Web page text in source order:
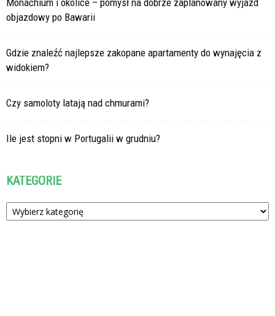
Monachium i okolice – pomysł na dobrze zaplanowany wyjazd
objazdowy po Bawarii
Gdzie znaleźć najlepsze zakopane apartamenty do wynajęcia z
widokiem?
Czy samoloty latają nad chmurami?
Ile jest stopni w Portugalii w grudniu?
KATEGORIE
Kategorie